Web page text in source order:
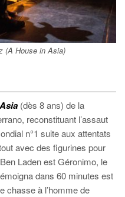
(A House in Asia)
(dès 8 ans) de la
reconstituant l’assaut
n°1 suite aux attentats
avec des figurines pour
Laden est Géronimo, le
dans 60 minutes est
chasse à l’homme de